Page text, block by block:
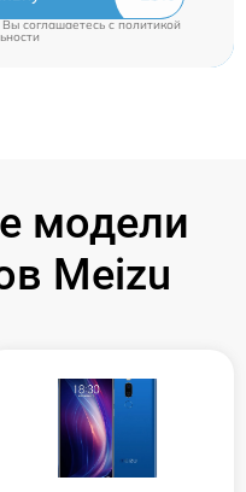
Вы соглашаетесь cполитикой
модели
Meizu